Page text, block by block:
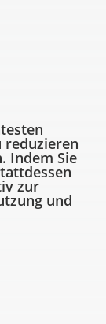
reduzieren
Indem Sie
zur
und